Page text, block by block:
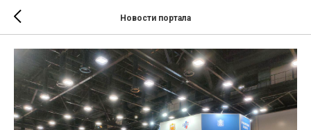
Новости портала